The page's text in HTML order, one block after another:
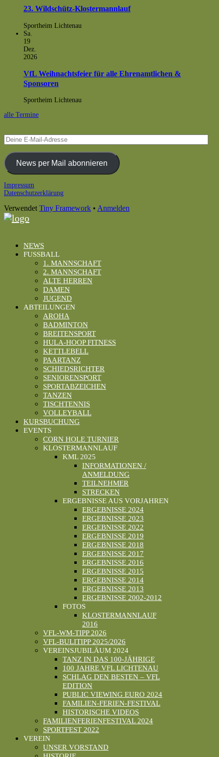
23. Wildschütz-Klostermannlauf
Sportheim Lichtenau
Sa.
19
Dez.
2026
VfL Weihnachtsfeier für alle Ehrenamtlichen &
Sponsoren
Sportheim Lichtenau
alle Termine
Deine
E-
Mail-
AdresseNews per Mail abonnieren
Footer
Impressum
Datenschutzerklärung
Verwendet Tiny Framework • Anmelden
NEWS
FUSSBALL
1. MANNSCHAFT
2. MANNSCHAFT
ALTE HERREN
DAMEN
JUGEND
ABTEILUNGEN
AROHA
BADMINTON
BREITENSPORT
HULA-HOOP FITNESS
KETTLEBELL
PAARTANZ
SCHIEDSRICHTER
SENIORENSPORT
SPORTABZEICHEN
TANZEN
TISCHTENNIS
VOLLEYBALL
KURSBUCHUNG
EVENTS
CORN HOLE TURNIER
KLOSTERMANNLAUF
KML 2025
INFORMATIONEN /
ANMELDUNG
TEILNEHMER
STRECKEN
ERGEBNISSE AUS VORJAHREN
ERGEBNISSE 2024
ERGEBNISSE 2023
ERGEBNISSE 2022
ERGEBNISSE 2019
ERGEBNISSE 2018
ERGEBNISSE 2017
ERGEBNISSE 2016
ERGEBNISSE 2015
ERGEBNISSE 2014
ERGEBNISSE 2013
ERGEBNISSE 2002-2012
FOTOS
KLOSTERMANNLAUF
2016
VFL-WM-TIPP 2026
VFL-BULITIPP 2025/2026
VEREINSJUBILÄUM 2024
TANZ IN DAS 100-JÄHRIGE
100 JAHRE VFL LICHTENAU
SCHLAG DEN BESTEN – VFL
EDITION
PUBLIC VIEWING EURO 2024
FAMILIEN-FERIEN-FESTIVAL
HISTORISCHE VIDEOS
FAMILIENFERIENFESTIVAL 2024
SPORTFEST 2022
VEREIN
UNSER VORSTAND